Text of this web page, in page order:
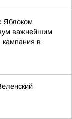
Яблоком
важнейшим
кампания в